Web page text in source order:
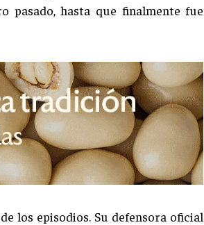
pasado, hasta que finalmente fue
los episodios. Su defensora oficial